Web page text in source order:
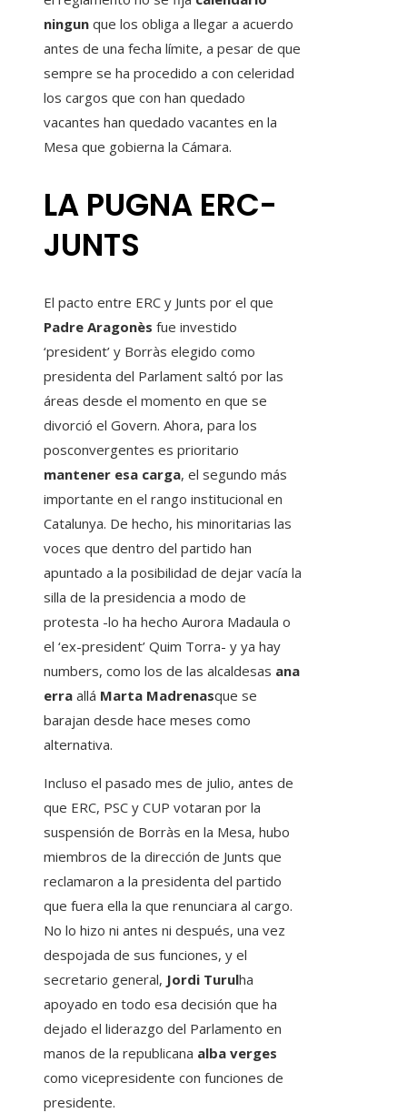
ningun que los obliga a llegar a acuerdo
antes de una fecha límite, a pesar de que
sempre se ha procedido a con celeridad
los cargos que con han quedado
vacantes han quedado vacantes en la
Mesa que gobierna la Cámara.
LA PUGNA ERC-
JUNTS
El pacto entre ERC y Junts por el que
Padre Aragonès fue investido
‘president’ y Borràs elegido como
presidenta del Parlament saltó por las
áreas desde el momento en que se
divorció el Govern. Ahora, para los
posconvergentes es prioritario
mantener esa carga, el segundo más
importante en el rango institucional en
Catalunya. De hecho, his minoritarias las
voces que dentro del partido han
apuntado a la posibilidad de dejar vacía la
silla de la presidencia a modo de
protesta -lo ha hecho Aurora Madaula o
el ‘ex-president’ Quim Torra- y ya hay
numbers, como los de las alcaldesas ana
erra allá Marta Madrenasque se
barajan desde hace meses como
alternativa.
Incluso el pasado mes de julio, antes de
que ERC, PSC y CUP votaran por la
suspensión de Borràs en la Mesa, hubo
miembros de la dirección de Junts que
reclamaron a la presidenta del partido
que fuera ella la que renunciara al cargo.
No lo hizo ni antes ni después, una vez
despojada de sus funciones, y el
secretario general, Jordi Turulha
apoyado en todo esa decisión que ha
dejado el liderazgo del Parlamento en
manos de la republicana alba verges
como vicepresidente con funciones de
presidente.